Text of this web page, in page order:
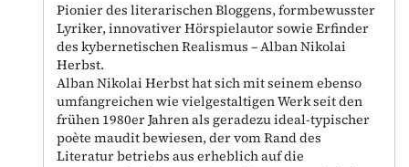
Pionier des literarischen Bloggens, formbewusster
Lyriker, innovativer Hörspielautor sowie Erfinder
des kybernetischen Realismus – Alban Nikolai
Herbst.
Alban Nikolai Herbst hat sich mit seinem ebenso
umfangreichen wie vielgestaltigen Werk seit den
frühen 1980er Jahren als geradezu ideal-typischer
poète maudit bewiesen, der vom Rand des
Literatur betriebs aus erheblich auf die